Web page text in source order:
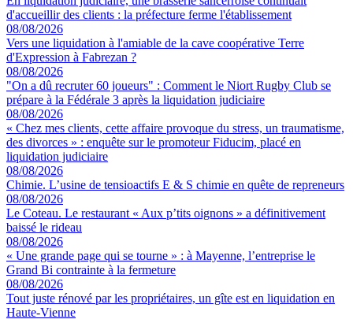
d'accueillir des clients : la préfecture ferme l'établissement
08/08/2026
Vers une liquidation à l'amiable de la cave coopérative Terre
d'Expression à Fabrezan ?
08/08/2026
"On a dû recruter 60 joueurs" : Comment le Niort Rugby Club se
prépare à la Fédérale 3 après la liquidation judiciaire
08/08/2026
« Chez mes clients, cette affaire provoque du stress, un traumatisme,
des divorces » : enquête sur le promoteur Fiducim, placé en
liquidation judiciaire
08/08/2026
Chimie. L’usine de tensioactifs E & S chimie en quête de repreneurs
08/08/2026
Le Coteau. Le restaurant « Aux p’tits oignons » a définitivement
baissé le rideau
08/08/2026
« Une grande page qui se tourne » : à Mayenne, l’entreprise le
Grand Bi contrainte à la fermeture
08/08/2026
Tout juste rénové par les propriétaires, un gîte est en liquidation en
Haute-Vienne